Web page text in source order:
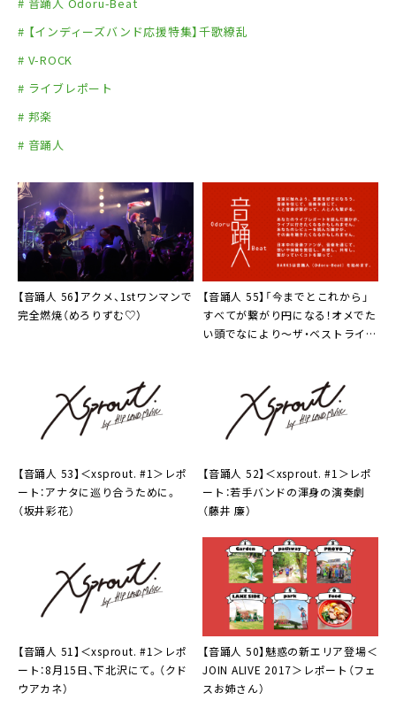
# 【インディーズバンド応援特集】千歌繚乱
# V-ROCK
# ライブレポート
# 邦楽
# 音踊人
【音踊人 56】 アクメ、1stワンマンで
完全燃焼（めろりずむ♡）
【音踊人 55】「今までとこれから」
すべてが繋がり円になる！オメでた
い頭でなにより〜ザ・ベストライ
【音踊人 53】＜xsprout. #1 ＞レポ
ート：アナタに巡り合うために。
（坂井彩花）
【音踊人 52】＜xsprout. #1 ＞レポ
ート：若手バンドの渾身の演奏劇
（藤井 廉）
【音踊人 51】＜xsprout. #1 ＞レポ
ート：8月15日、下北沢にて。（クド
ウアカネ）
【音踊人 50】魅惑の新エリア登場＜
JOIN ALIVE 2017＞レポート（フェ
スお姉さん）